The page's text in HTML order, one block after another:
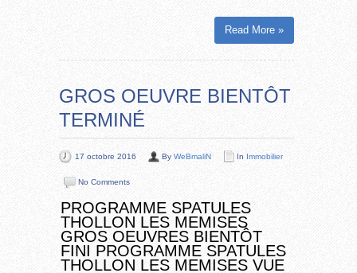
Read More »
GROS OEUVRE BIENTÔT
TERMINÉ
17 octobre 2016 By WeBmaliN In Immobilier
No Comments
PROGRAMME SPATULES
THOLLON LES MEMISES
GROS OEUVRES BIENTÔT
FINI PROGRAMME SPATULES
THOLLON LES MEMISES VUE